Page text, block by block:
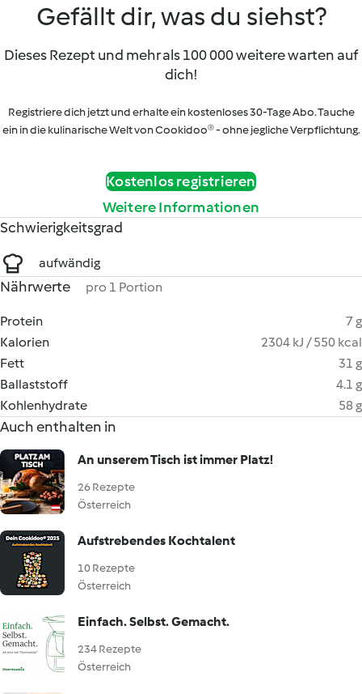
Gefällt dir, was du siehst?
Dieses Rezept und mehr als 100 000 weitere warten auf
dich!
Registriere dich jetzt und erhalte ein kostenloses 30-Tage Abo. Tauche
ein in die kulinarische Welt von Cookidoo® - ohne jegliche Verpflichtung.
Kostenlos registrieren
Weitere Informationen
Schwierigkeitsgrad
aufwändig
Nährwerte pro 1 Portion
Protein
7 g
Kalorien
2304 kJ / 550 kcal
Fett
31 g
Ballaststoff
4.1 g
Kohlenhydrate
58 g
Auch enthalten in
An unserem Tisch ist immer Platz!
26 Rezepte
Österreich
Aufstrebendes Kochtalent
10 Rezepte
Österreich
Einfach. Selbst. Gemacht.
234 Rezepte
Österreich